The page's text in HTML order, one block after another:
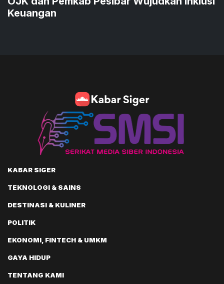
Keuangan
KABAR SIGER
TEKNOLOGI & SAINS
DESTINASI & KULINER
POLITIK
EKONOMI, FINTECH & UMKM
GAYA HIDUP
TENTANG KAMI